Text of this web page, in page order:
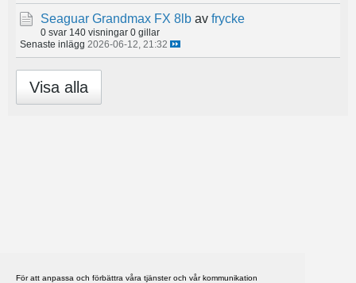
För att anpassa och förbättra våra tjänster och vår kommunikation
Seaguar Grandmax FX 8lb av frycke
0 svar 140 visningar 0 gillar
Senaste inlägg 2026-06-12, 21:32
Visa alla